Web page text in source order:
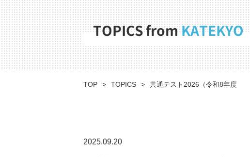
TOPICS fromKATEKYO
TOP TOPICS 共通テスト2026（令和8年度）
2025.09.20